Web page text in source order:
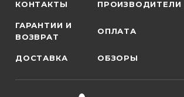
КОНТАКТЫ ПРОИЗВОДИТЕЛИ
ГАРАНТИИ И
ВОЗВРАТ
ОПЛАТА
ДОСТАВКА ОБЗОРЫ